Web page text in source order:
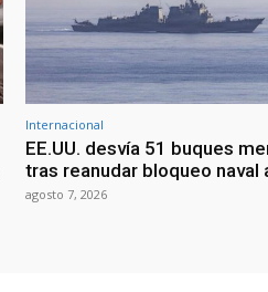
Internacional
EE.UU. desvía 51 buques
tras reanudar bloqueo naval
agosto 7, 2026